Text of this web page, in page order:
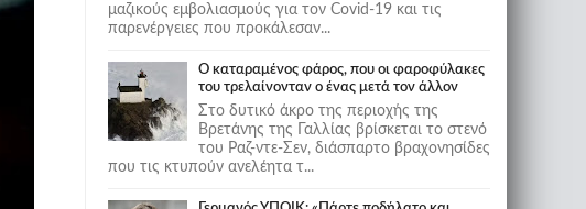
μαζικούς εμβολιασμούς για τον Covid-19 και τις
παρενέργειες που προκάλεσαν...
Ο καταραμένος φάρος, που οι φαροφύλακες
του τρελαίνονταν ο ένας μετά τον άλλον
Στο δυτικό άκρο της περιοχής της
Βρετάνης της Γαλλίας βρίσκεται το στενό
του Ραζ-ντε-Σεν, διάσπαρτο βραχονησίδες
που τις κτυπούν ανελέητα τ...